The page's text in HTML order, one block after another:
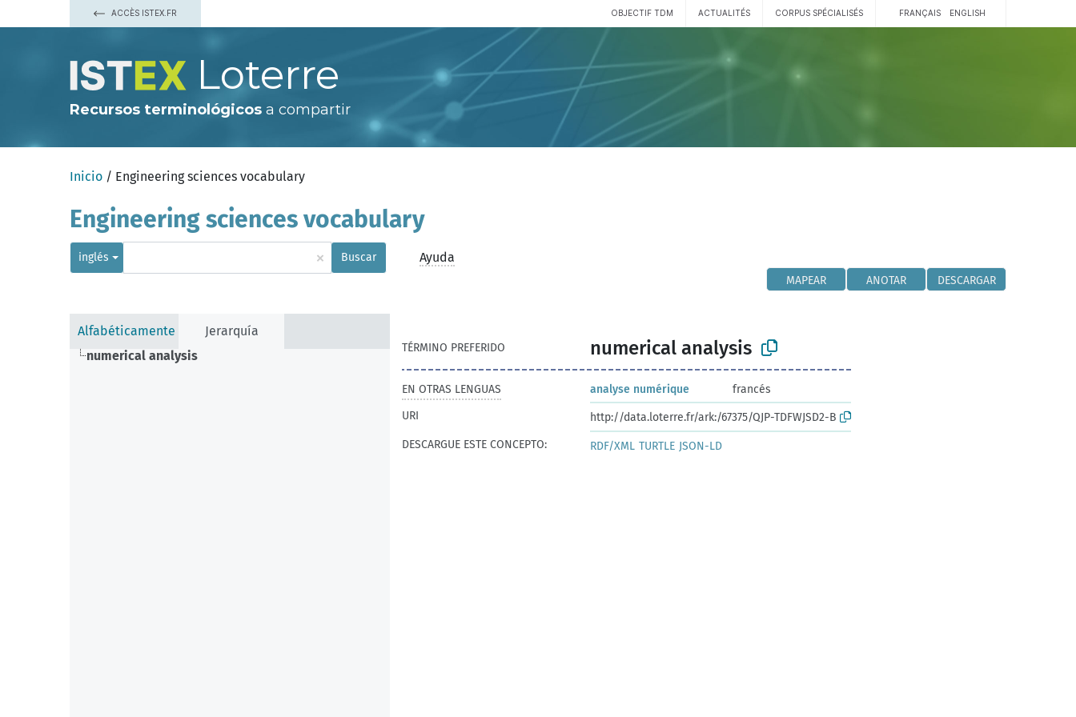
ACCÈS ISTEX.FR OBJECTIF TDM ACTUALITÉS CORPUS SPÉCIALISÉS FRANÇAIS ENGLISH
Loterre
Recursos terminológicos a compartir
Inicio / Engineering sciences vocabulary
Engineering sciences vocabulary
inglés × Buscar Ayuda
MAPEAR ANOTAR DESCARGAR
Alfabéticamente
Jerarquía
numerical analysis
TÉRMINO PREFERIDO numerical analysis
EN OTRAS LENGUAS analyse numérique
francés
URI
http://data.loterre.fr/ark:/67375/QJP-TDFWJSD2-B
DESCARGUE ESTE CONCEPTO:
RDF/XML TURTLE JSON-LD